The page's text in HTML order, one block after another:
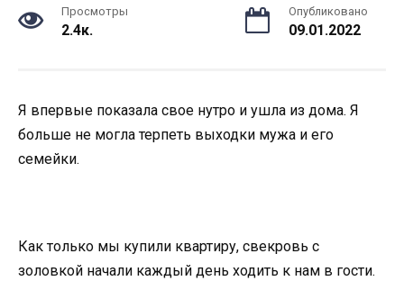
Просмотры
2.4к.
Опубликовано
09.01.2022
Я впервые показала свое нутро и ушла из дома. Я
больше не могла терпеть выходки мужа и его
семейки.
Как только мы купили квартиру, свекровь с
золовкой начали каждый день ходить к нам в гости.